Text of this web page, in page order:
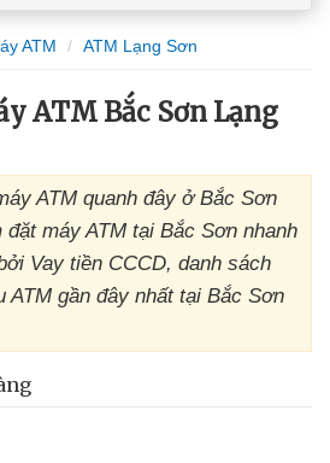
ATM ATM Lạng Sơn
ATM Bắc Sơn Lạng
ATM quanh đây ở Bắc Sơn
máy ATM tại Bắc Sơn nhanh
Vay tiền CCCD, danh sách
ATM gần đây nhất tại Bắc Sơn